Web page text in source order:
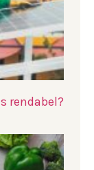
rendabel?